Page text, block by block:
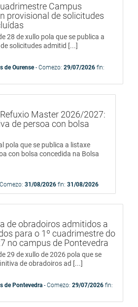
Campus
provisional de solicitudes
28 de xullo pola que se publica a
solicitudes admitid [...]
de Ourense- Comezo: 29/07/2026 fin:
Master 2026/2027:
de persoa con bolsa
pola que se publica a listaxe
con bolsa concedida na Bolsa
31/08/2026 fin: 31/08/2026
de obradoiros admitidos a
para o 1º cuadrimestre do
no campus de Pontevedra
29 de xullo de 2026 pola que se
de obradoiros ad [...]
de Pontevedra - Comezo: 29/07/2026 fin: